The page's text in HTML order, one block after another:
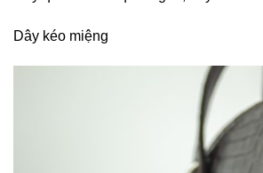
Dây kéo miệng